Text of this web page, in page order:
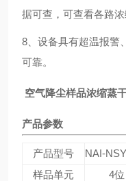
据可查，可查看各路
8、设备具有超温报警
可靠。
空气降尘样品浓缩蒸
产品参数
产品型号 NAI-
样品单元
4位